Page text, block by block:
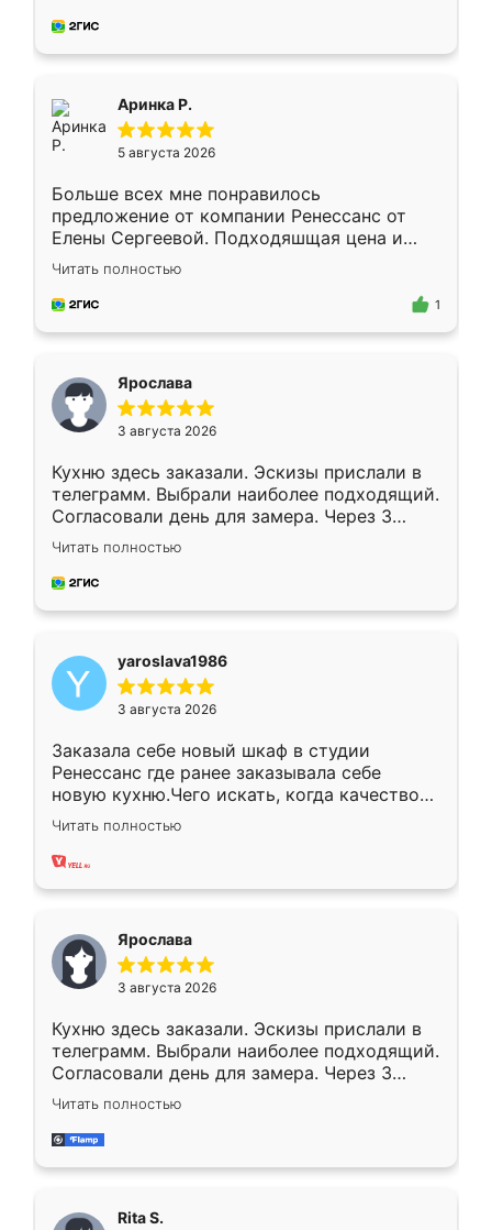
за день, ребята работали аккуратно, даже
Аринка Р.
5 августа 2026
Больше всех мне понравилось
предложение от компании Ренессанс от
Елены Сергеевой. Подходяшщая цена и
короткие сроки изготовления. Приехавший
для замера сотрудник Владислав
предложил по моему эскизу самый
Читать полностью
1
Ярослава
3 августа 2026
Кухню здесь заказали. Эскизы прислали в
телеграмм. Выбрали наиболее подходящий.
Согласовали день для замера. Через 3
недели кухня была уже готова. Остались
довольны работой. Спасибо Ренессанс
мебель за качественную работу!
Читать полностью
yaroslava1986
3 августа 2026
Заказала себе новый шкаф в студии
Ренессанс где ранее заказывала себе
новую кухню.Чего искать, когда качеством
вполне довольна. Служит кухня уже почти
два года, нареканий нет.
Читать полностью
Ярослава
3 августа 2026
Кухню здесь заказали. Эскизы прислали в
телеграмм. Выбрали наиболее подходящий.
Согласовали день для замера. Через 3
недели кухня была уже готова. Остались
довольны работой. Спасибо Ренессанс
мебель за качественную работу!
Читать полностью
Rita S.